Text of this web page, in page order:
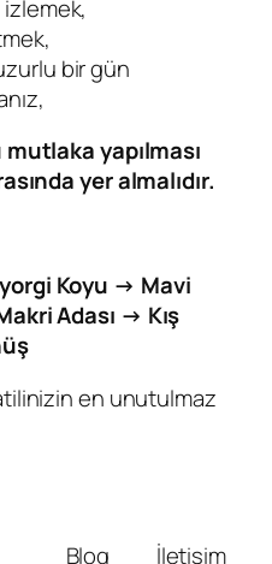
izlemek,
bir gün
yapılması
yer almalıdır.
Koyu → Mavi
Adası → Kış
en unutulmaz
Blog
İletişim